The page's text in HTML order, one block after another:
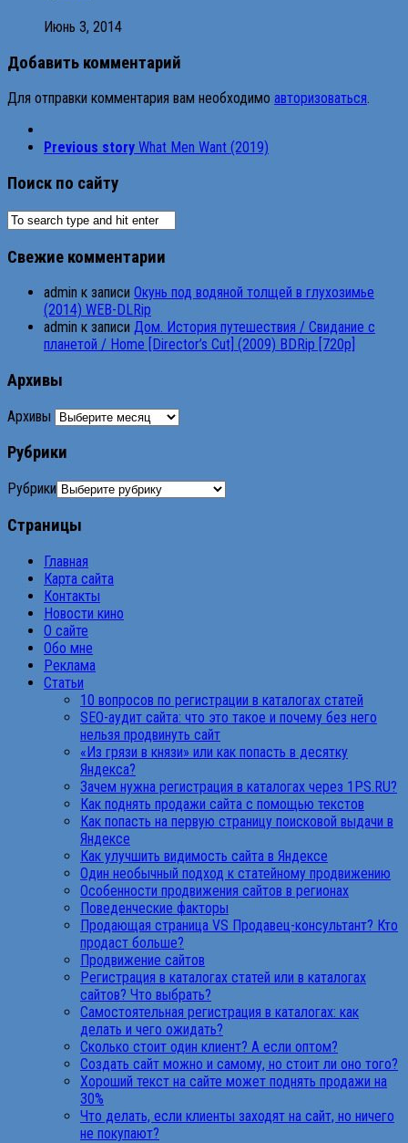
Июнь 3, 2014
Добавить комментарий
Для отправки комментария вам необходимо авторизоваться.
Previous story What Men Want (2019)
Поиск по сайту
Свежие комментарии
admin к записи Окунь под водяной толщей в глухозимье
(2014) WEB-DLRip
admin к записи Дом. История путешествия / Свидание с
планетой / Home [Director’s Cut] (2009) BDRip [720p]
Архивы
Архивы
Рубрики
Рубрики
Страницы
Главная
Карта сайта
Контакты
Новости кино
О сайте
Обо мне
Реклама
Статьи
10 вопросов по регистрации в каталогах статей
SEO-аудит сайта: что это такое и почему без него
нельзя продвинуть сайт
«Из грязи в князи» или как попасть в десятку
Яндекса?
Зачем нужна регистрация в каталогах через 1PS.RU?
Как поднять продажи сайта с помощью текстов
Как попасть на первую страницу поисковой выдачи в
Яндексе
Как улучшить видимость сайта в Яндексе
Один необычный подход к статейному продвижению
Особенности продвижения сайтов в регионах
Поведенческие факторы
Продающая страница VS Продавец-консультант? Кто
продаст больше?
Продвижение сайтов
Регистрация в каталогах статей или в каталогах
сайтов? Что выбрать?
Самостоятельная регистрация в каталогах: как
делать и чего ожидать?
Сколько стоит один клиент? А если оптом?
Создать сайт можно и самому, но стоит ли оно того?
Хороший текст на сайте может поднять продажи на
30%
Что делать, если клиенты заходят на сайт, но ничего
не покупают?